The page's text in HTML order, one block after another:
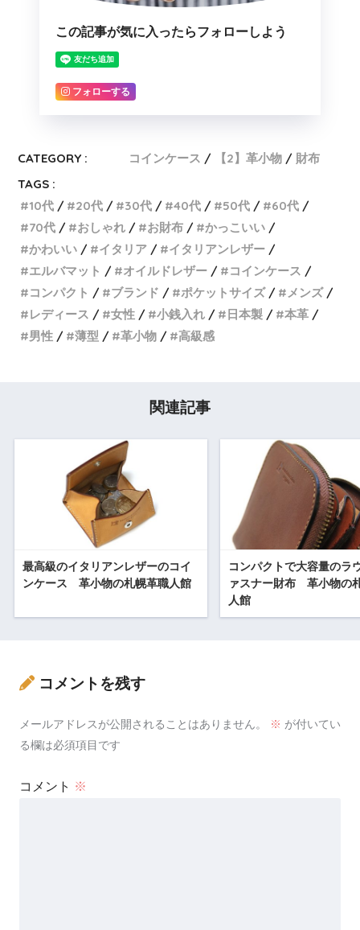
この記事が気に入ったらフォローしよう
フォローする
CATEGORY : コインケース 【2】革小物
財布
TAGS :
10代
20代 30代 40代 50代
60代
70代
おしゃれ お財布
かっこいい
かわいい
イタリア
イタリアンレザー
エルバマット
オイルドレザー
コインケース
コンパクト
ブランド ポケットサイズ
メンズ
レディース
女性 小銭入れ 日本製
本革
男性
薄型 革小物 高級感
関連記事
最高級のイタリアンレザーのコイ
ンケース 革小物の札幌革職人館
コンパクトで大容量のラ
ァスナー財布 革小物の
人館
コメントを残す
メールアドレスが公開されることはありません。 ※ が付いてい
る欄は必須項目です
コメント ※